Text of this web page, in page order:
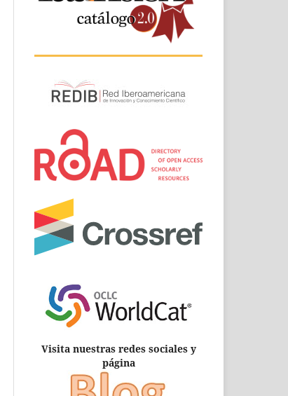
Visita nuestras redes sociales y
página